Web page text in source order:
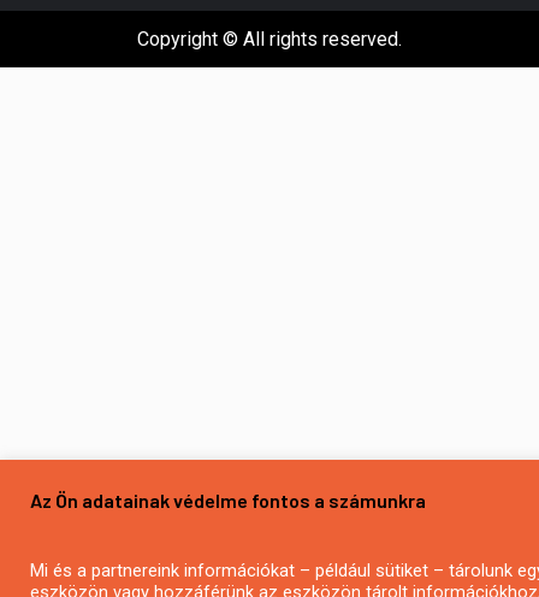
Copyright © All rights reserved.
Az Ön adatainak védelme fontos a számunkra
Mi és a partnereink információkat – például sütiket – tárolunk
eszközön vagy hozzáférünk az eszközön tárolt